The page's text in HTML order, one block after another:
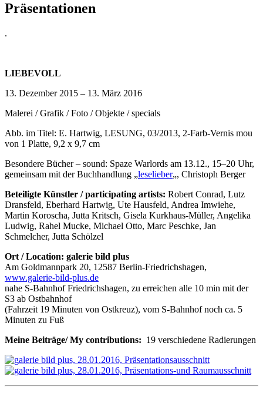
Präsentationen
.
LIEBEVOLL
13. Dezember 2015 – 13. März 2016
Malerei / Grafik / Foto / Objekte / specials
Abb. im Titel: E. Hartwig, LESUNG, 03/2013, 2-Farb-Vernis mou
von 1 Platte, 9,2 x 9,7 cm
Besondere Bücher – sound: Spaze Warlords am 13.12., 15–20 Uhr,
gemeinsam mit der Buchhandlung „leselieber„, Christoph Berger
Beteiligte Künstler / participating artists: Robert Conrad, Lutz
Dransfeld, Eberhard Hartwig, Ute Hausfeld, Andrea Imwiehe,
Martin Koroscha, Jutta Kritsch, Gisela Kurkhaus-Müller, Angelika
Ludwig, Rahel Mucke, Michael Otto, Marc Peschke, Jan
Schmelcher, Jutta Schölzel
Ort / Location: galerie bild plus
Am Goldmannpark 20, 12587 Berlin-Friedrichshagen,
www.galerie-bild-plus.de
nahe S-Bahnhof Friedrichshagen, zu erreichen alle 10 min mit der
S3 ab Ostbahnhof
(Fahrzeit 19 Minuten von Ostkreuz), vom S-Bahnhof noch ca. 5
Minuten zu Fuß
Meine Beiträge/My contributions: 19 verschiedene Radierungen